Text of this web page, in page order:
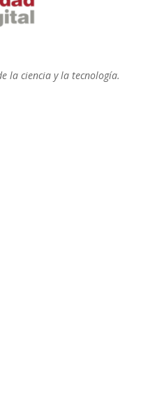
la ciencia y la tecnología.